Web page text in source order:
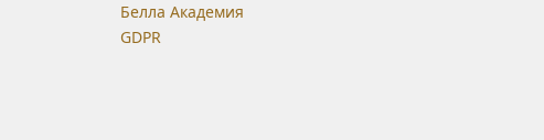
Белла Академия
GDPR